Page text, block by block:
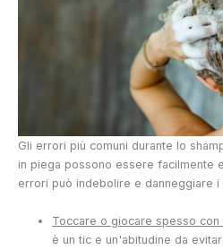
Gli errori più comuni durante lo
in piega possono essere facilmente
errori può indebolire e danneggiare i
Toccare o giocare spesso con
è un tic e un'abitudine da